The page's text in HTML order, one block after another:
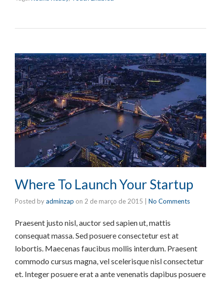
Where To Launch Your Startup
Posted byadminzap on 2 de março de 2015 No Comments
Praesent justo nisl, auctor sed sapien ut, mattis
consequat massa. Sed posuere consectetur est at
lobortis. Maecenas faucibus mollis interdum. Praesent
commodo cursus magna, vel scelerisque nisl consectetur
et. Integer posuere erat a ante venenatis dapibus posuere